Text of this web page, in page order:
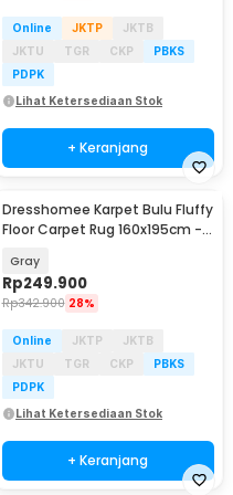
Online JKTP
JKTB
JKTU
TGR CKP
PBKS
PDPK
Lihat Ketersediaan Stok
+ Keranjang
Dresshomee Karpet Bulu Fluffy
Floor Carpet Rug 160x195cm -
Gray
Rp249.900
Rp342.900 28%
Online JKTP
JKTB
JKTU
TGR CKP
PBKS
PDPK
Lihat Ketersediaan Stok
+ Keranjang